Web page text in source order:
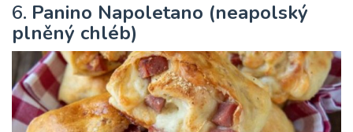
6. Panino Napoletano (neapolský
plněný chléb)